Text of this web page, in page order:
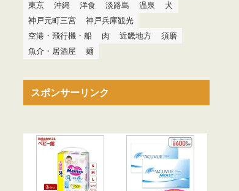
東京
沖縄 洋食 淡路島 温泉
犬
神戸元町三宮
神戸兵庫観光
空港・飛行機・船
肉 近畿地方
須磨
魚介・居酒屋
麺
スポンサーリンク